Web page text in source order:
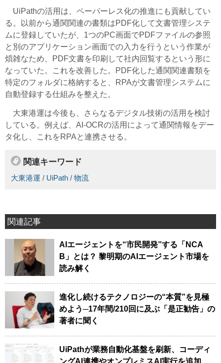
UiPathの活用は、ペーパーレス化の推進にも貢献してい
る。以前から通関関連の書類はPDF化して文書管理システ
ムに登録していたが、1つのPC画面でPDFファイルの参照
と別のアプリケーション画面での入力を行うという作業が
煩雑なため、PDF文書を印刷して社内回覧するという形に
なっていた。これを改善した。PDF化した通関関連書類を
特定のフォルダに格納すると、RPAが文書管理システムに
自動登録する仕組みを整えた。
大東港運は今後も、さらなるデジタル技術の活用を検討
している。例えば、AI-OCRの活用によって通関情報をデー
タ化し、これをRPAと連携させる。
関連キーワード
大東港運 / UiPath / 物流
関連記事
AIエージェントを“市民開発”する「NCA
B」とは？ 黎明期のAIエージェント市場を
読み解く
進化し続けるテクノロジーの“本質”を見極
めよう─17年間/210回に及ぶ「是正勧告」の
著者に聞く
UiPathが業務自動化基盤を刷新、コーディ
ングAI連携やオンプレミスAI実行を追加